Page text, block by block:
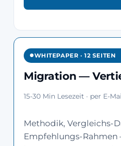
WHITEPAPER · 12 SEITEN
Migration —
15-30 Min Lesezeit · per E-
Methodik, Vergleichs-
Empfehlungs-